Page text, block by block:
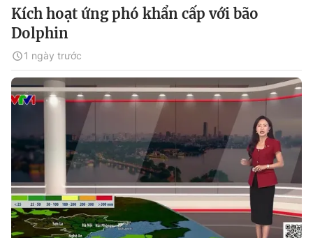
Kích hoạt ứng phó khẩn cấp với bão
Dolphin
1 ngày trước